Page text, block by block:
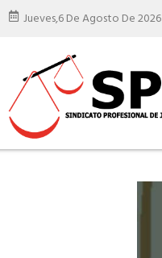
Jueves,6 De Agosto De 2026